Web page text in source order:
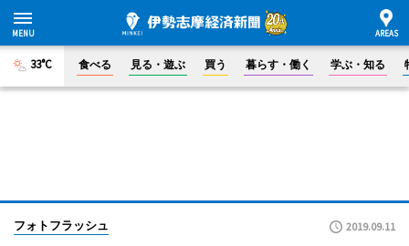
33°C 食べる 見る・遊ぶ 買う 暮らす・働く 学ぶ・知る
フォトフラッシュ 2019.09.11